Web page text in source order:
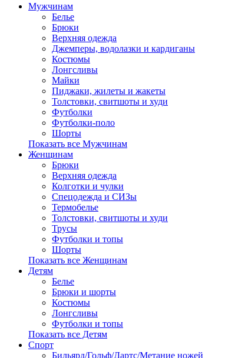
Мужчинам
Белье
Брюки
Верхняя одежда
Джемперы, водолазки и кардиганы
Костюмы
Лонгсливы
Майки
Пиджаки, жилеты и жакеты
Толстовки, свитшоты и худи
Футболки
Футболки-поло
Шорты
Показать все Мужчинам
Женщинам
Брюки
Верхняя одежда
Колготки и чулки
Спецодежда и СИЗы
Термобелье
Толстовки, свитшоты и худи
Трусы
Футболки и топы
Шорты
Показать все Женщинам
Детям
Белье
Брюки и шорты
Костюмы
Лонгсливы
Футболки и топы
Показать все Детям
Спорт
Бильярд/Гольф/Дартс/Метание ножей